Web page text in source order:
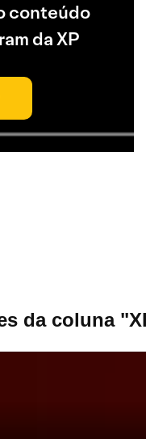
conteúdo
da XP
da coluna